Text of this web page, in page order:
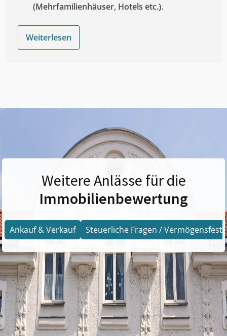
(Mehrfamilienhäuser, Hotels etc.).
Weiterlesen
Weitere Anlässe für die
Immobilienbewertung
Ankauf & Verkauf Steuerliche Fragen /